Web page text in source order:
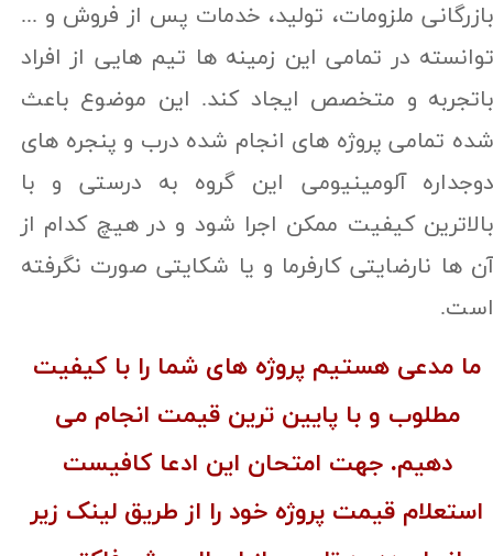
بازرگانی ملزومات، تولید، خدمات پس از فروش و ...
توانسته در تمامی این زمینه ها تیم هایی از افراد
باتجربه و متخصص ایجاد کند. این موضوع باعث
شده تمامی پروژه های انجام شده درب و پنجره های
دوجداره آلومینیومی این گروه به درستی و با
بالاترین کیفیت ممکن اجرا شود و در هیچ کدام از
آن ها نارضایتی کارفرما و یا شکایتی صورت نگرفته
است.
ما مدعی هستیم پروژه های شما را با کیفیت
مطلوب و با پایین ترین قیمت انجام می
دهیم. جهت امتحان این ادعا کافیست
استعلام قیمت پروژه خود را از طریق لینک زیر